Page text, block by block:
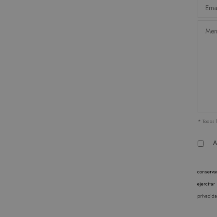
* Todos
ejercitar